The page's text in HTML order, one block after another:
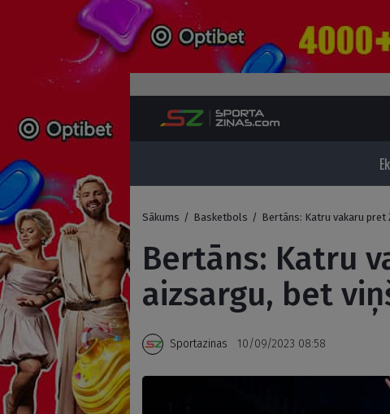
Sākums / Basketbols / Bertāns: Katru vakaru
Bertāns: Katru
aizsargu, bet
Sportazinas 10/09/2023 08:58